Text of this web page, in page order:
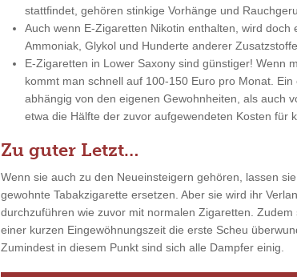
stattfindet, gehören stinkige Vorhänge und
Auch wenn E-Zigaretten Nikotin enthalten, wird
Ammoniak, Glykol und Hunderte anderer
E-Zigaretten in Lower Saxony sind günstiger! Wenn
kommt man schnell auf 100-150 Euro pro Monat.
abhängig von den eigenen Gewohnheiten, als auch
etwa die Hälfte der zuvor aufgewendeten Kosten für
Zu guter Letzt…
Wenn sie auch zu den Neueinsteigern gehören, lassen
gewohnte Tabakzigarette ersetzen. Aber sie wird ihr
durchzuführen wie zuvor mit normalen Zigaretten.
einer kurzen Eingewöhnungszeit die erste Scheu
Zumindest in diesem Punkt sind sich alle Dampfer einig.